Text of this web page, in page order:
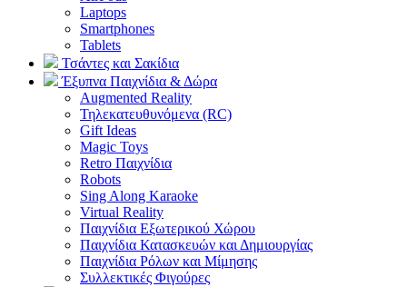
Laptops
Smartphones
Tablets
Τσάντες και Σακίδια
Έξυπνα Παιχνίδια & Δώρα
Augmented Reality
Τηλεκατευθυνόμενα (RC)
Gift Ideas
Magic Toys
Retro Παιχνίδια
Robots
Sing Along Karaoke
Virtual Reality
Παιχνίδια Εξωτερικού Χώρου
Παιχνίδια Κατασκευών και Δημιουργίας
Παιχνίδια Ρόλων και Μίμησης
Συλλεκτικές Φιγούρες